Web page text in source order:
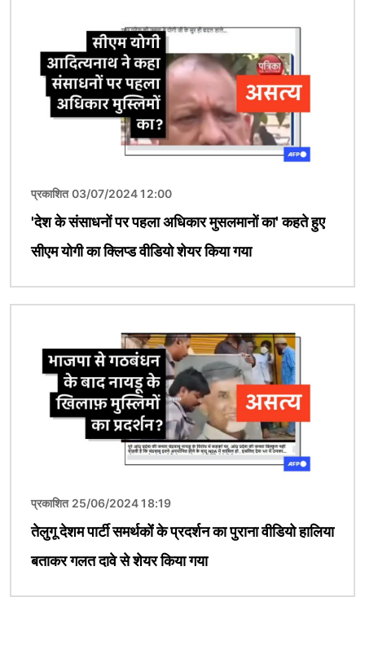
प्रकाशित 03/07/2024 12:00
'देश के संसाधनों पर पहला अधिकार मुसलमानों का' कहते हुए
सीएम योगी का क्लिप्ड वीडियो शेयर किया गया
प्रकाशित 25/06/2024 18:19
तेलुगू देशम पार्टी समर्थकोंं के प्रदर्शन का पुराना वीडियो हालिया
बताकर गलत दावे से शेयर किया गया